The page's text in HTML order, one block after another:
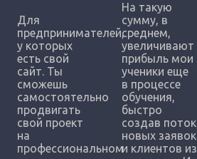
Для
предпринимателей,
у которых
есть свой
сайт. Ты
сможешь
самостоятельно
продвигать
свой проект
на
профессиональном
На такую
сумму, в
среднем,
увеличивают
прибыль мои
ученики еще
в процессе
обучения,
быстро
создав поток
новых заявок
и клиентов из